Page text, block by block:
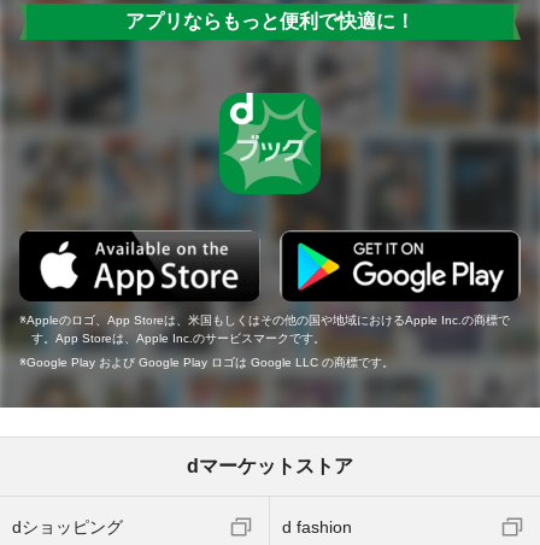
アプリならもっと便利で快適に！
Appleのロゴ、App Storeは、米国もしくはその他の国や地域におけるApple Inc.の商標で
す。App Storeは、Apple Inc.のサービスマークです。
Google Play および Google Play ロゴは Google LLC の商標です。
dマーケットストア
dショッピング d fashion